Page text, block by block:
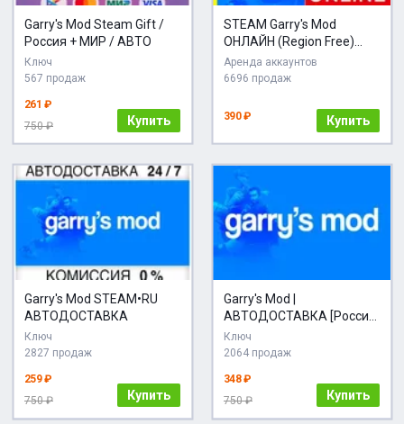
Garry's Mod Steam Gift /
Россия + МИР / АВТО
Ключ
567 продаж
261 ₽
750 ₽
Купить
STEAM Garry's Mod
ОНЛАЙН (Region Free)
Garrys Mod
Аренда аккаунтов
6696 продаж
390 ₽ Купить
Garry's Mod STEAM•RU
АВТОДОСТАВКА
Ключ
2827 продаж
259 ₽
750 ₽
Купить
Garry's Mod |
АВТОДОСТАВКА [Россия
- Steam Gift]
Ключ
2064 продаж
348 ₽
750 ₽
Купить